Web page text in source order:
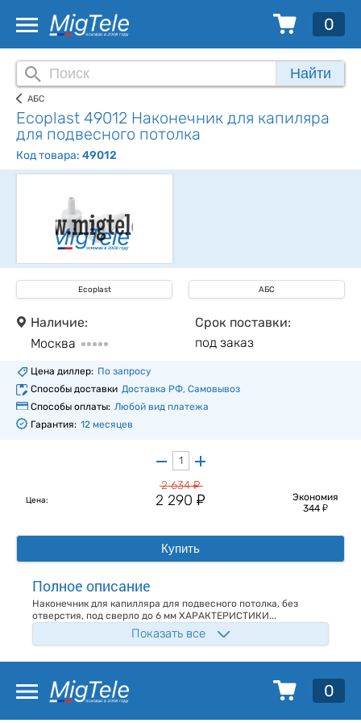
0
Найти
АБС
Ecoplast 49012 Наконечник для капиляра
для подвесного потолка
Код товара: 49012
Ecoplast АБС
Наличие:
Москва
Срок поставки:
под заказ
Цена диллер: По запросу
Способы доставки Доставка РФ, Самовывоз
Способы оплаты: Любой вид платежа
Гарантия: 12 месяцев
Цена:
2 634у
2 290у
Экономия
344 у
Купить
Полное описание
Наконечник для капилляра для подвесного потолка, без
отверстия, под сверло до 6 мм ХАРАКТЕРИСТИКИ...
Показать все
0